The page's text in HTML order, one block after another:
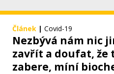
Článek | Covid-19
Nezbývá nám nic
zavřít a doufat, že
zabere, míní